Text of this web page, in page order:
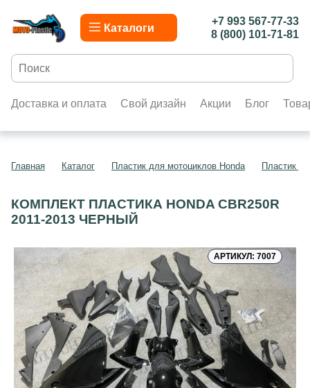
Каталоги
+7 993 567-77-33
8 (800) 101-71-81
Доставка и оплата Свой дизайн Акции Блог
Главная Каталог Пластик для мотоциклов Honda Пластик
КОМПЛЕКТ ПЛАСТИКА HONDA CBR250R
2011-2013 ЧЕРНЫЙ
АРТИКУЛ: 7007